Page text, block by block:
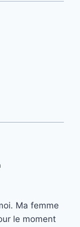
Ma femme
le moment